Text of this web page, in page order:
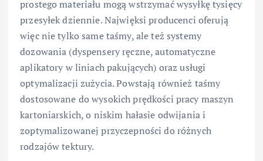
prostego materiału mogą wstrzymać wysyłkę tysięcy
przesyłek dziennie. Najwięksi producenci oferują
więc nie tylko same taśmy, ale też systemy
dozowania (dyspensery ręczne, automatyczne
aplikatory w liniach pakujących) oraz usługi
optymalizacji zużycia. Powstają również taśmy
dostosowane do wysokich prędkości pracy maszyn
kartoniarskich, o niskim hałasie odwijania i
zoptymalizowanej przyczepności do różnych
rodzajów tektury.